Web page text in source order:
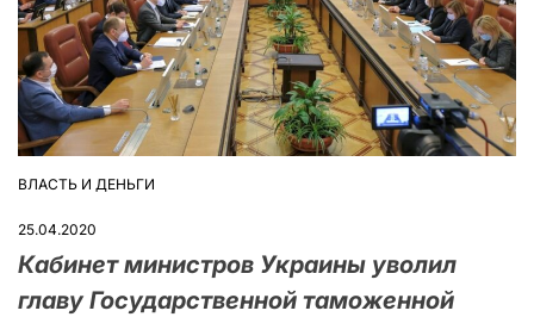
ОПУБЛІКУВАТИ
ВЛАСТЬ И ДЕНЬГИ
25.04.2020
Кабинет министров Украины уволил
главу Государственной таможенной